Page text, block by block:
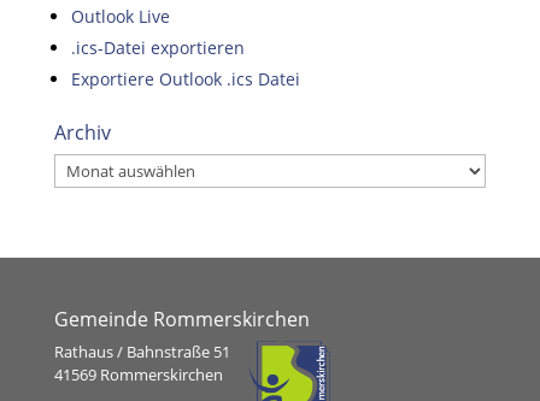
Outlook Live
.ics-Datei exportieren
Exportiere Outlook .ics Datei
Archiv
Archiv
Gemeinde Rommerskirchen
Rathaus / Bahnstraße 51
41569 Rommerskirchen